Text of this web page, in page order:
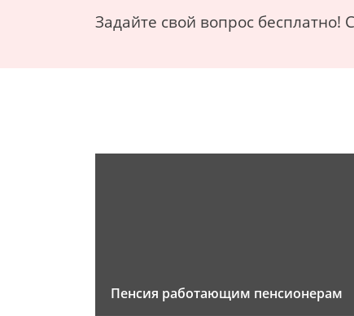
Задайте свой вопрос
Пенсия работающим пенсионерам